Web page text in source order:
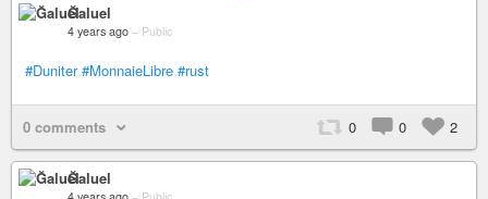
Ğaluel
4 years ago – Public
#Duniter #MonnaieLibre #rust
0 comments 0 0 2
Ğaluel